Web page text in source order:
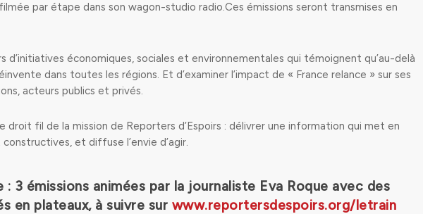
par étape dans son wagon-studio radio.Ces émissions seront transmises en
d’initiatives économiques, sociales et environnementales qui témoignent qu’au-delà
dans toutes les régions. Et d’examiner l’impact de « France relance » sur ses
acteurs publics et privés.
fil de la mission de Reporters d’Espoirs : délivrer une information qui met en
et diffuse l’envie d’agir.
3 émissions animées par la journaliste Eva Roque avec des
en plateaux, à suivre sur www.reportersdespoirs.org/letrain